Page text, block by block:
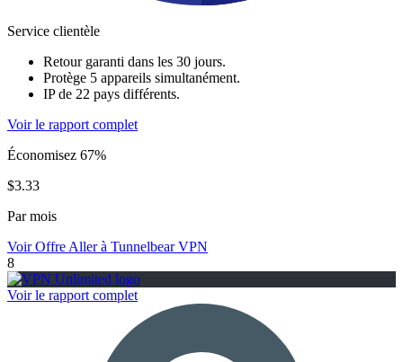
Service clientèle
Retour garanti dans les 30 jours.
Protège 5 appareils simultanément.
IP de 22 pays différents.
Voir le rapport complet
Économisez 67%
$3.33
Par mois
Voir Offre Aller à Tunnelbear VPN
8
Voir le rapport complet